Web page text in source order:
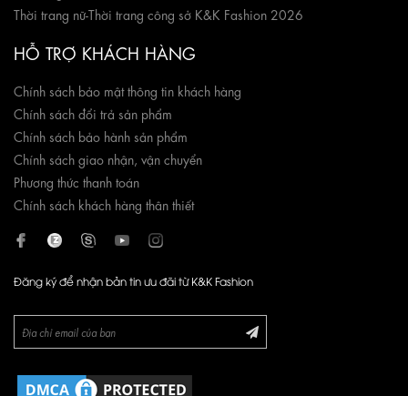
Thời trang nữ-Thời trang công sở K&K Fashion 2026
HỖ TRỢ KHÁCH HÀNG
Chính sách bảo mật thông tin khách hàng
Chính sách đổi trả sản phẩm
Chính sách bảo hành sản phẩm
Chính sách giao nhận, vận chuyển
Phương thức thanh toán
Chính sách khách hàng thân thiết
Đăng ký để nhận bản tin ưu đãi từ K&K Fashion